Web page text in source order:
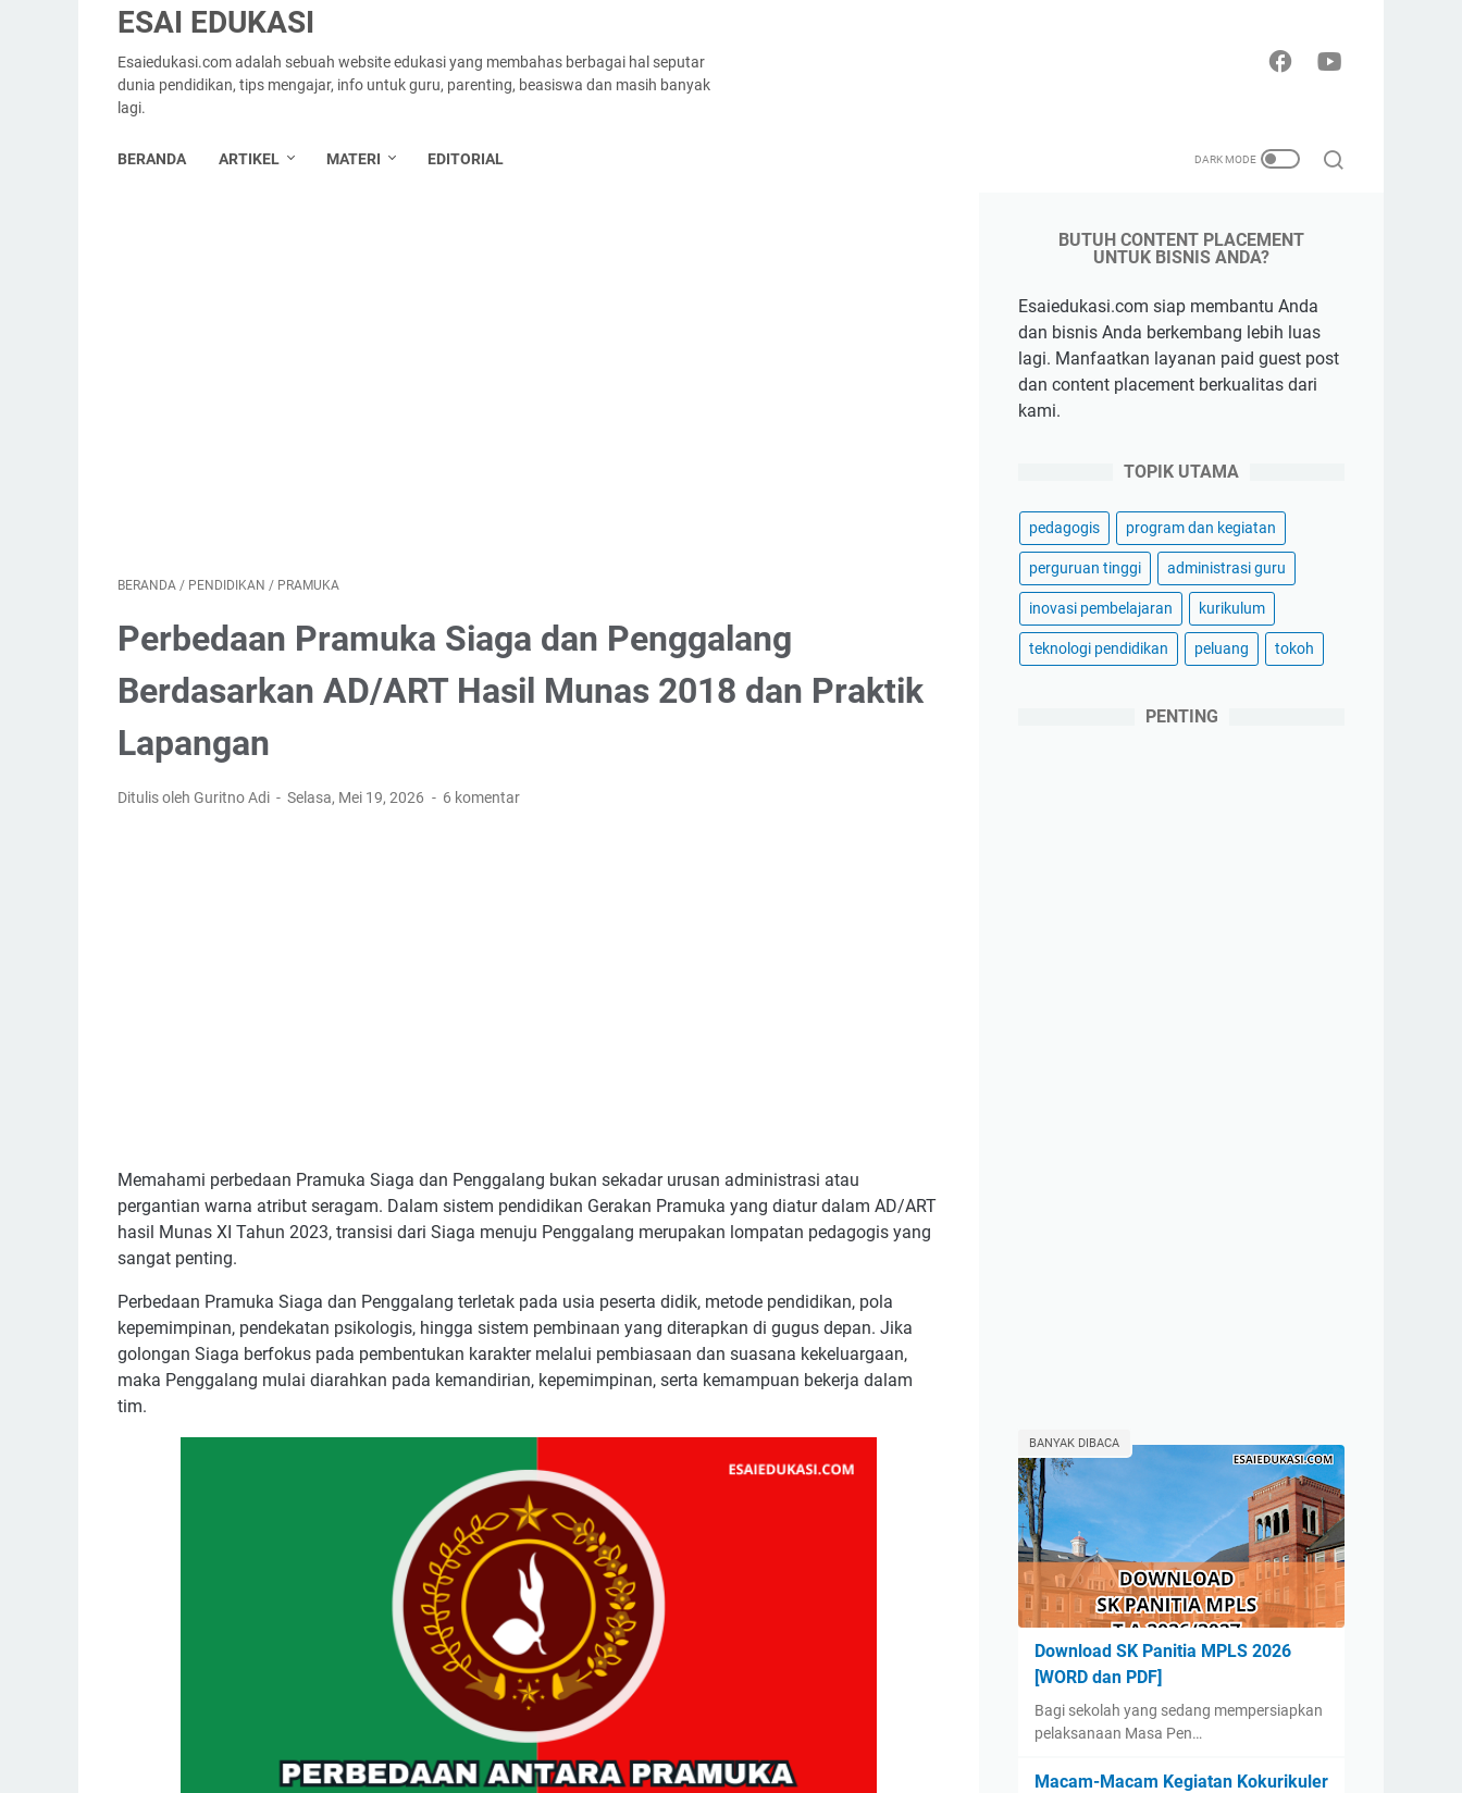
ESAI EDUKASI
Esaiedukasi.com adalah sebuah website edukasi yang membahas berbagai hal seputar
dunia pendidikan, tips mengajar, info untuk guru, parenting, beasiswa dan masih banyak
lagi.
BERANDA ARTIKEL MATERI EDITORIAL
BERANDA / PENDIDIKAN / PRAMUKA
Perbedaan Pramuka Siaga dan Penggalang
Berdasarkan AD/ART Hasil Munas 2018 dan Praktik
Lapangan
Ditulis oleh Guritno Adi Selasa, Mei 19, 2026 6 komentar
Memahami perbedaan Pramuka Siaga dan Penggalang bukan sekadar urusan administrasi atau
pergantian warna atribut seragam. Dalam sistem pendidikan Gerakan Pramuka yang diatur dalam AD/ART
hasil Munas XI Tahun 2023, transisi dari Siaga menuju Penggalang merupakan lompatan pedagogis yang
sangat penting.
Perbedaan Pramuka Siaga dan Penggalang terletak pada usia peserta didik, metode pendidikan, pola
kepemimpinan, pendekatan psikologis, hingga sistem pembinaan yang diterapkan di gugus depan. Jika
golongan Siaga berfokus pada pembentukan karakter melalui pembiasaan dan suasana kekeluargaan,
maka Penggalang mulai diarahkan pada kemandirian, kepemimpinan, serta kemampuan bekerja dalam
tim.
BUTUH CONTENT PLACEMENT
UNTUK BISNIS ANDA?
Esaiedukasi.com siap membantu Anda
dan bisnis Anda berkembang lebih luas
lagi. Manfaatkan layanan paid guest post
dan content placement berkualitas dari
kami.
TOPIK UTAMA
pedagogis program dan kegiatan
perguruan tinggi administrasi guru
inovasi pembelajaran kurikulum
teknologi pendidikan peluang tokoh
PENTING
BANYAK DIBACA
Download SK Panitia MPLS 2026
[WORD dan PDF]
Bagi sekolah yang sedang mempersiapkan
pelaksanaan Masa Pen…
Macam-Macam Kegiatan Kokurikuler